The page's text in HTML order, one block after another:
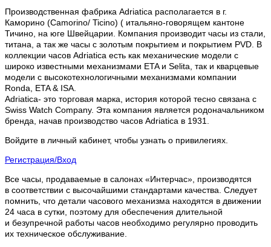
Производственная фабрика Adriatica располагается в г.
Каморино (Camorino/ Ticino) ( итальяно-говорящем кантоне
Тичино, на юге Швейцарии. Компания производит часы из стали,
титана, а так же часы с золотым покрытием и покрытием PVD. В
коллекции часов Adriatica есть как механические модели с
широко известными механизмами ETA и Selita, так и кварцевые
модели с высокотехнологичными механизмами компании
Ronda, ETA & ISA.
Adriatica- это торговая марка, история которой тесно связана с
Swiss Watch Company. Эта компания является родоначальником
бренда, начав производство часов Adriatica в 1931.
Войдите в личный кабинет, чтобы узнать о привилегиях.
Регистрация/Вход
Все часы, продаваемые в салонах «Интерчас», производятся
в соответствии с высочайшими стандартами качества. Следует
помнить, что детали часового механизма находятся в движении
24 часа в сутки, поэтому для обеспечения длительной
и безупречной работы часов необходимо регулярно проводить
их техническое обслуживание.